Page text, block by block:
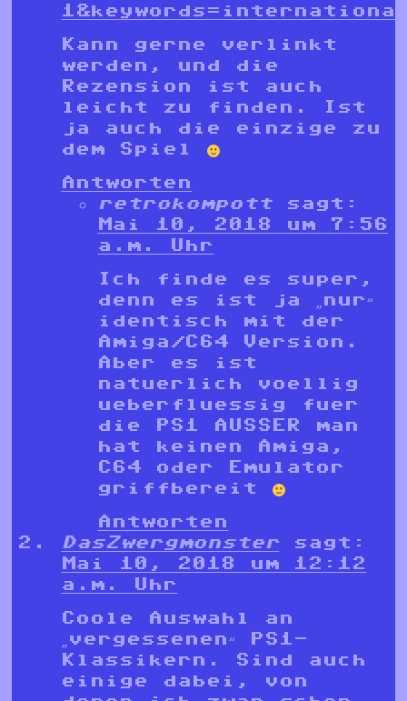
Kann gerne verlinkt
werden, und die
Rezension ist auch
leicht zu finden. Ist
ja auch die einzige zu
dem Spiel
Antworten
retrokompott
sagt:
Mai 10, 2018 um 7:56
a.m. Uhr
Ich finde es super,
denn es ist ja „nur“
identisch mit der
Amiga/C64 Version.
Aber es ist
natuerlich voellig
ueberfluessig fuer
die PS1 AUSSER man
hat keinen Amiga,
C64 oder Emulator
griffbereit
Antworten
DasZwergmonster
sagt:
Mai 10, 2018 um 12:12
a.m. Uhr
Coole Auswahl an
„vergessenen“ PS1-
Klassikern. Sind auch
einige dabei, von